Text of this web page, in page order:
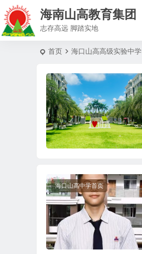
海南山高教育集团
志存高远 脚踏实地
首页 海口山高高级实验中学
海口山高中学首页